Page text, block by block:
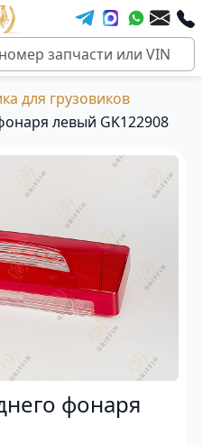
для грузовиков
левый GK122908
фонаря